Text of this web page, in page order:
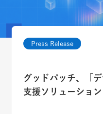
Press Release
グッドパッチ、「
支援ソリューショ